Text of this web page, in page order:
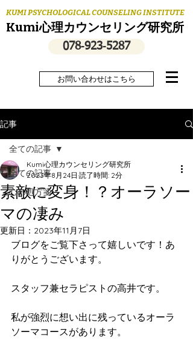
KUMI PSYCHOLOGICAL COUNSELING INSTITUTE
Kumi心理カウンセリング研究所
078‐923‐5287
お問い合わせはこちら
記事
全ての記事
心の処方箋
全ての記事
素敵に変身！？オーラソー
マの凄み
Kumi心理カウンセリング研究所
2023年8月24日 読了時間: 2分
更新日： 2023年11月7日
ブログをご覧下さって嬉しいです！あ
りがとうございます。
スタッフ兼セラピストの高井です。
私が強烈に想い出に残っているオーラ
ソーマコースがあります。